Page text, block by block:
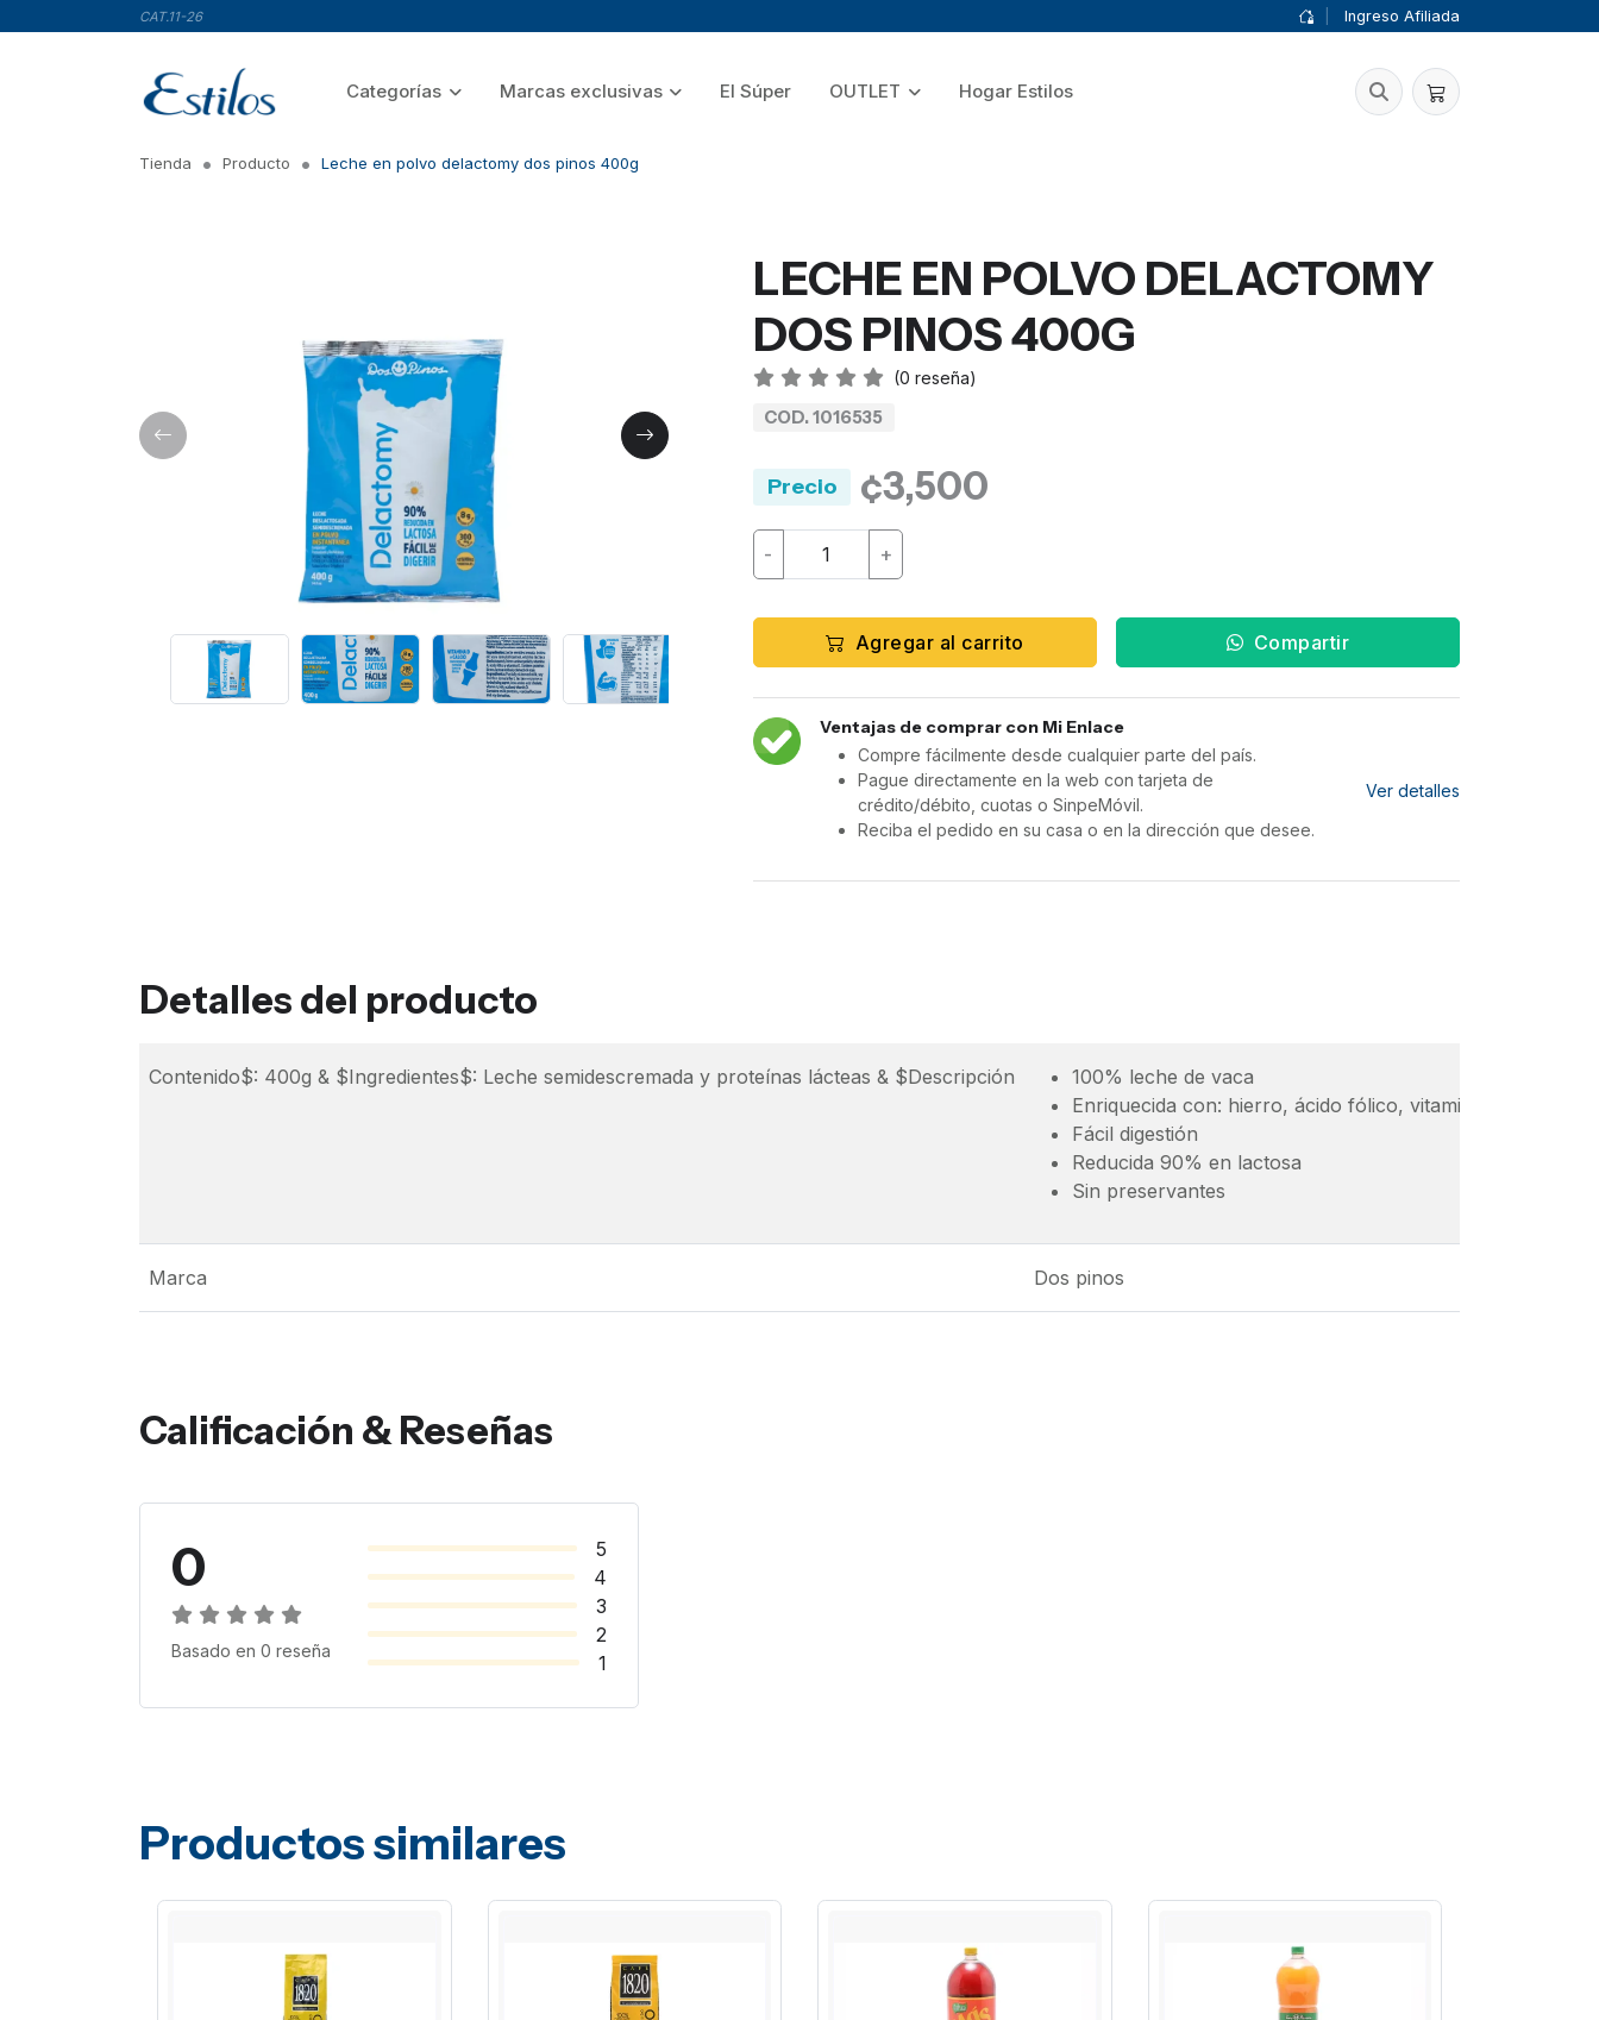
CAT.11-26 Ingreso Afiliada
Categorías Marcas exclusivas El Súper OUTLET Hogar Estilos
Tienda Producto Leche en polvo delactomy dos pinos 400g
LECHE EN POLVO DELACTOMY
DOS PINOS 400G
(0 reseña)
COD. 1016535
Precio ¢3,500
- +
Agregar al carrito Compartir
Ventajas de comprar con Mi Enlace
Compre fácilmente desde cualquier parte del país.
Pague directamente en la web con tarjeta de
crédito/débito, cuotas o SinpeMóvil.
Reciba el pedido en su casa o en la dirección que desee.
Ver detalles
Detalles del producto
Contenido$: 400g & $Ingredientes$: Leche semidescremada y proteínas lácteas & $Descripción
100% leche de vaca
Enriquecida con: hierro, ácido fólico, vitaminas a y d
Fácil digestión
Reducida 90% en lactosa
Sin preservantes
Marca Dos pinos
Calificación & Reseñas
0
Basado en 0 reseña
5
4
3
2
1
Productos similares